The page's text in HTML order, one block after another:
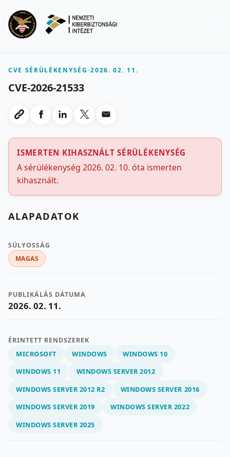
CVE SÉRÜLÉKENYSÉG-2026. 02. 11.
CVE-2026-21533
Link masolasa
Megosztas Facebookon
Megosztas LinkedInen
Megosztas X-en
Megosztas emailben
ISMERTEN KIHASZNÁLT SÉRÜLÉKENYSÉG
A sérülékenység 2026. 02. 10. óta ismerten
kihasznált.
ALAPADATOK
SÚLYOSSÁG
MAGAS
PUBLIKÁLÁS DÁTUMA
2026. 02. 11.
ÉRINTETT RENDSZEREK
MICROSOFT WINDOWS
WINDOWS 10
WINDOWS 11
WINDOWS SERVER 2012
WINDOWS SERVER 2012 R2
WINDOWS SERVER 2016
WINDOWS SERVER 2019
WINDOWS SERVER 2022
WINDOWS SERVER 2025